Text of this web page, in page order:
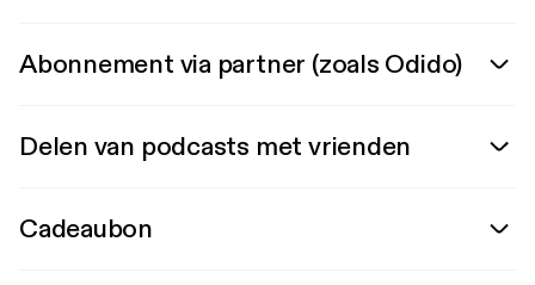
Abonnement via partner (zoals Odido)
Delen van podcasts met vrienden
Cadeaubon